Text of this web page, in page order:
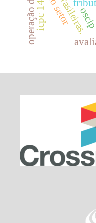
oscip
icpc 14